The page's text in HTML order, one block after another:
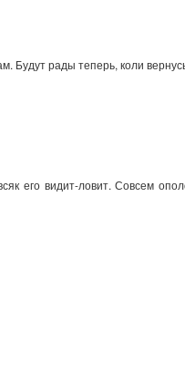
Будут рады теперь, коли
его видит-ловит. Совсем